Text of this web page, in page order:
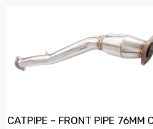
CATPIPE – FRONT PIPE 76MM